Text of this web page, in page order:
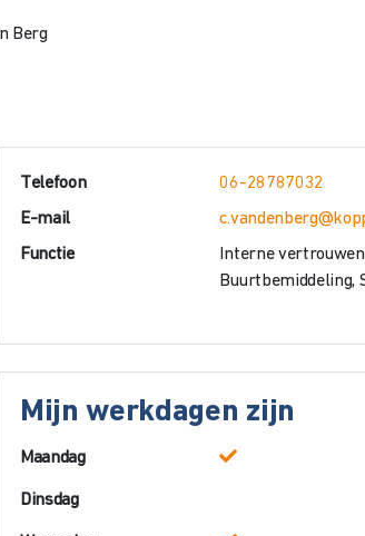
Berg
Telefoon
06-28787032
E-mail
Functie
Interne
Buurtbemiddeling,
Mijn werkdagen zijn
Maandag
Dinsdag